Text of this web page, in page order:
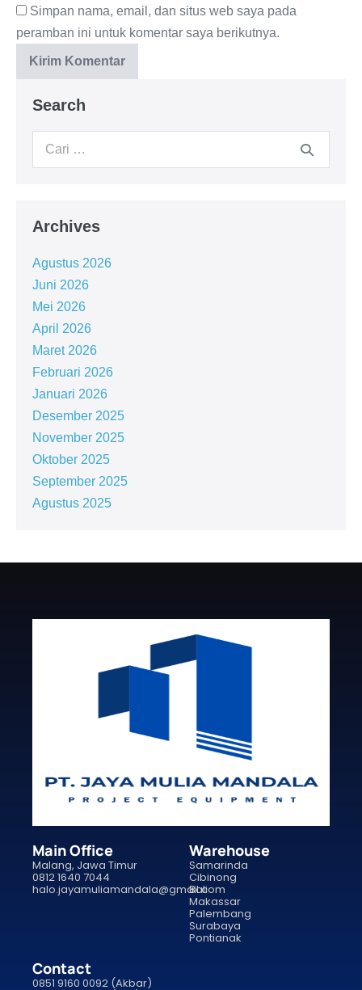
Simpan nama, email, dan situs web saya pada
peramban ini untuk komentar saya berikutnya.
Search
Archives
Agustus 2026
Juni 2026
Mei 2026
April 2026
Maret 2026
Februari 2026
Januari 2026
Desember 2025
November 2025
Oktober 2025
September 2025
Agustus 2025
Main Office
Malang, Jawa Timur
0812 1640 7044
halo.jayamuliamandala@gmail.com
Warehouse
Samarinda
Cibinong
Bali
Makassar
Palembang
Surabaya
Pontianak
Contact
0851 9160 0092 (Akbar)